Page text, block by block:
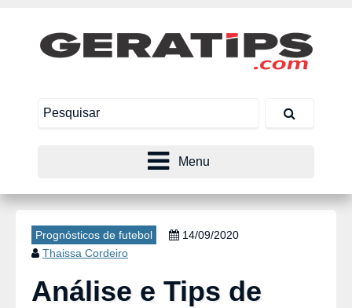
Menu
Prognósticos de futebol
14/09/2020
Thaissa Cordeiro
Análise e Tips de